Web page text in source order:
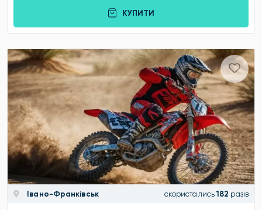
КУПИТИ
Івано-Франківськ скористались 182 разів